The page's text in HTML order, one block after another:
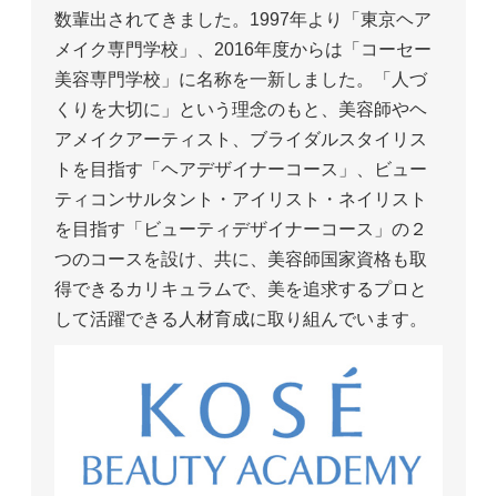
数輩出されてきました。1997年より「東京ヘア
メイク専門学校」、2016年度からは「コーセー
美容専門学校」に名称を一新しました。「人づ
くりを大切に」という理念のもと、美容師やヘ
アメイクアーティスト、ブライダルスタイリス
トを目指す「ヘアデザイナーコース」、ビュー
ティコンサルタント・アイリスト・ネイリスト
を目指す「ビューティデザイナーコース」の２
つのコースを設け、共に、美容師国家資格も取
得できるカリキュラムで、美を追求するプロと
して活躍できる人材育成に取り組んでいます。